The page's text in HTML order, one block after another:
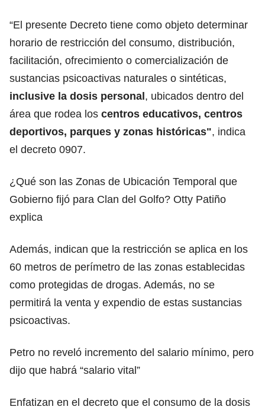
“El presente Decreto tiene como objeto determinar
horario de restricción del consumo, distribución,
facilitación, ofrecimiento o comercialización de
sustancias psicoactivas naturales o sintéticas,
inclusive la dosis personal, ubicados dentro del
área que rodea los centros educativos, centros
deportivos, parques y zonas históricas", indica
el decreto 0907.
¿Qué son las Zonas de Ubicación Temporal que
Gobierno fijó para Clan del Golfo? Otty Patiño
explica
Además, indican que la restricción se aplica en los
60 metros de perímetro de las zonas establecidas
como protegidas de drogas. Además, no se
permitirá la venta y expendio de estas sustancias
psicoactivas.
Petro no reveló incremento del salario mínimo, pero
dijo que habrá “salario vital”
Enfatizan en el decreto que el consumo de la dosis